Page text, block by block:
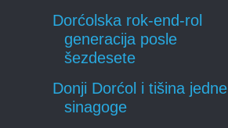
Dorćolska rok-end-rol
generacija posle
šezdesete
Donji Dorćol i tišina jedne
sinagoge